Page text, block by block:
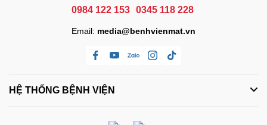
0984 122 153 0345 118 228
Email: media@benhvienmat.vn
HỆ THỐNG BỆNH VIỆN